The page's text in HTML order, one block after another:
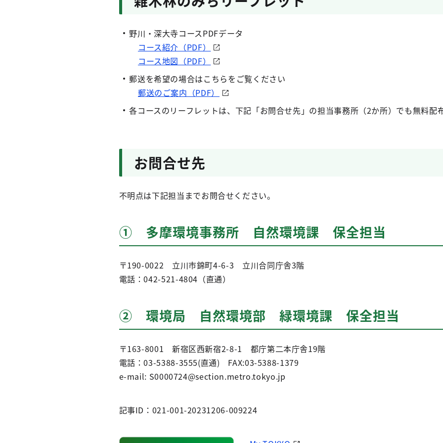
野川・深大寺コースPDFデータ
コース紹介（PDF）
コース地図（PDF）
郵送を希望の場合はこちらをご覧ください
郵送のご案内（PDF）
各コースのリーフレットは、下記「お問合せ先」の担当事務所（2か所）でも無料配
お問合せ先
不明点は下記担当までお問合せください。
① 多摩環境事務所 自然環境課 保全担当
〒190-0022 立川市錦町4-6-3 立川合同庁舎3階
電話：042-521-4804（直通）
② 環境局 自然環境部 緑環境課 保全担当
〒163-8001 新宿区西新宿2-8-1 都庁第二本庁舎19階
電話：03-5388-3555(直通) FAX:03-5388-1379
e-mail: S0000724@section.metro.tokyo.jp
記事ID：021-001-20231206-009224